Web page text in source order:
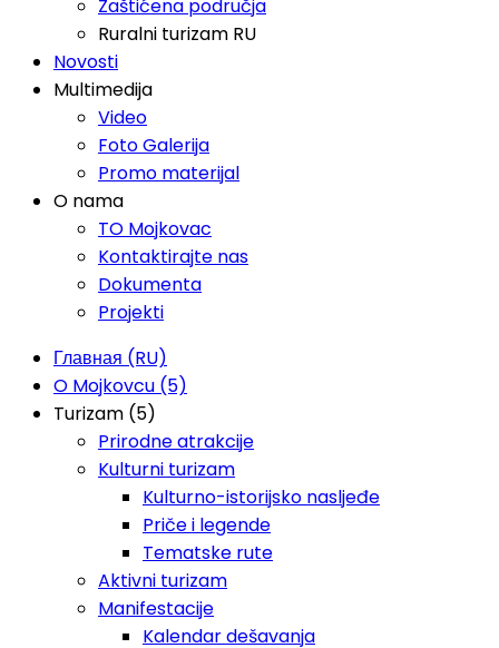
Zaštićena područja
Ruralni turizam RU
Novosti
Multimedija
Video
Foto Galerija
Promo materijal
O nama
TO Mojkovac
Kontaktirajte nas
Dokumenta
Projekti
Главная (RU)
O Mojkovcu (5)
Turizam (5)
Prirodne atrakcije
Kulturni turizam
Kulturno-istorijsko nasljeđe
Priče i legende
Tematske rute
Aktivni turizam
Manifestacije
Kalendar dešavanja